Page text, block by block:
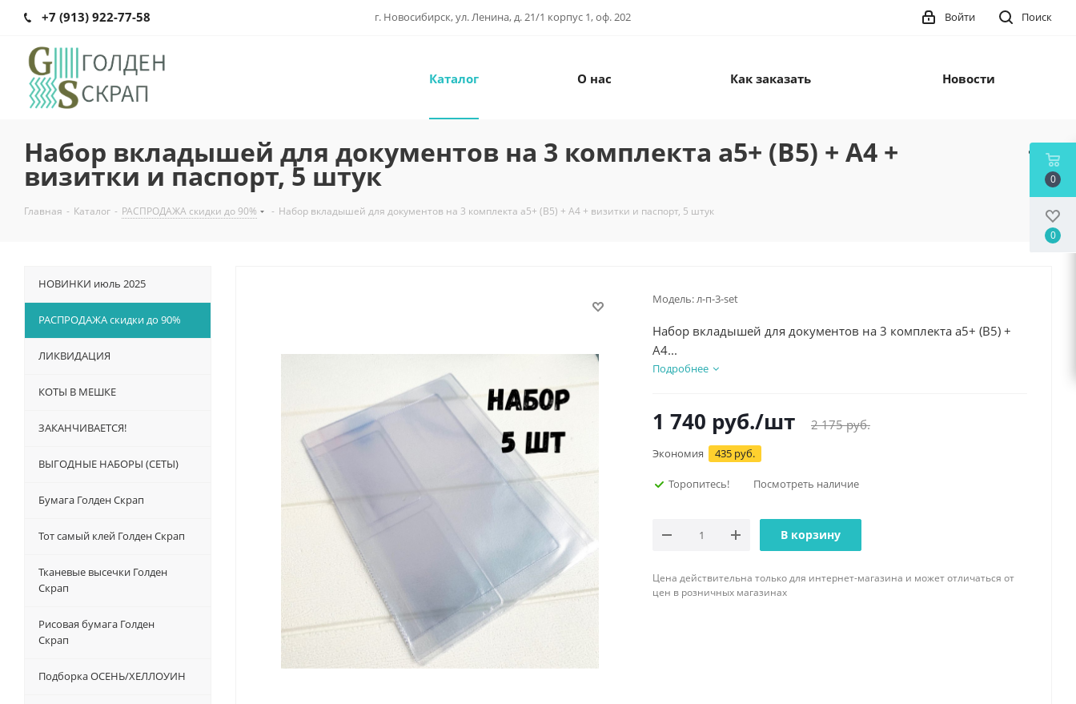
+7 (913) 922-77-58 г. Новосибирск, ул. Ленина, д. 21/1 корпус 1, оф. 202 Поиск
Войти
Каталог О нас Как заказать Новости
Набор вкладышей для документов на 3 комплекта а5+ (B5) + А4 +
визитки и паспорт, 5 штук
Главная - Каталог - РАСПРОДАЖА скидки до 90% - Набор вкладышей для документов на 3 комплекта а5+ (B5) + А4 + визитки и паспорт, 5 штук
Модель:л-п-3-set
Набор вкладышей для документов на 3 комплекта а5+ (B5) +
А4...
Подробнее
1 740 руб./шт 2 175руб.
Экономия 435 руб.
Торопитесь! Посмотреть наличие
В корзину
Цена действительна только для интернет-магазина и может отличаться от
цен в розничных магазинах
НОВИНКИ июль 2025
РАСПРОДАЖА скидки до 90%
ЛИКВИДАЦИЯ
КОТЫ В МЕШКЕ
ЗАКАНЧИВАЕТСЯ!
ВЫГОДНЫЕ НАБОРЫ (СЕТЫ)
Бумага Голден Скрап
Тот самый клей Голден Скрап
Тканевые высечки Голден
Скрап
Рисовая бумага Голден
Скрап
Подборка ОСЕНЬ/ХЕЛЛОУИН
0
0